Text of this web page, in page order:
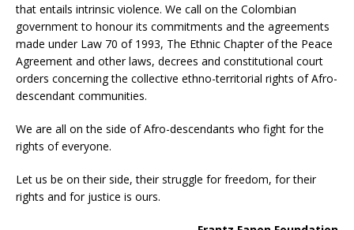
that entails intrinsic violence. We call on the Colombian
government to honour its commitments and the agreements
made under Law 70 of 1993, The Ethnic Chapter of the Peace
Agreement and other laws, decrees and constitutional court
orders concerning the collective ethno-territorial rights of Afro-
descendant communities.
We are all on the side of Afro-descendants who fight for the
rights of everyone.
Let us be on their side, their struggle for freedom, for their
rights and for justice is ours.